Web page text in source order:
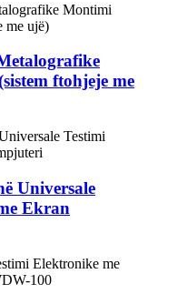
ftohjeje me
Universale
Ekran